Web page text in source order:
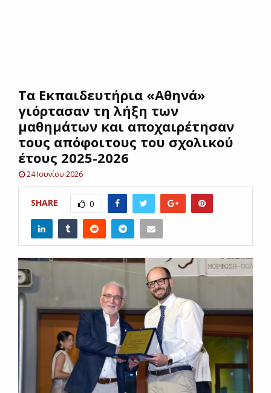
Τα Εκπαιδευτήρια «Αθηνά»
γιόρτασαν τη λήξη των
μαθημάτων και αποχαιρέτησαν
τους απόφοιτους του σχολικού
έτους 2025-2026
24 Ιουνίου 2026
SHARE 0